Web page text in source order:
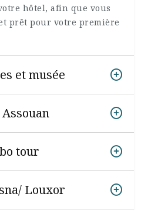
hôtel, afin que vous
prêt pour votre première
et musée
tour
Louxor